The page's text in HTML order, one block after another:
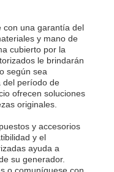
con una garantía del
y mano de
cubierto por la
le brindarán
según sea
del período de
ofrecen soluciones
originales.
y accesorios
y el
ayuda a
su generador.
o comuníquese con